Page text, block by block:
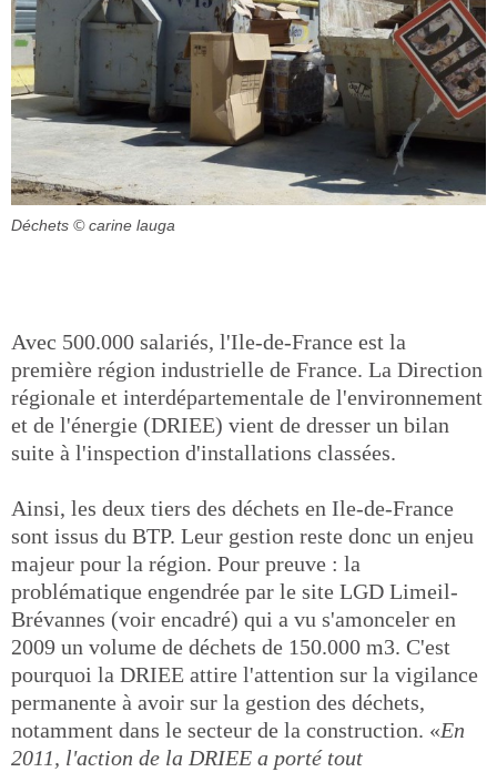
Déchets © carine lauga
Avec 500.000 salariés, l'Ile-de-France est la
première région industrielle de France. La Direction
régionale et interdépartementale de l'environnement
et de l'énergie (DRIEE) vient de dresser un bilan
suite à l'inspection d'installations classées.
Ainsi, les deux tiers des déchets en Ile-de-France
sont issus du BTP. Leur gestion reste donc un enjeu
majeur pour la région. Pour preuve : la
problématique engendrée par le site LGD Limeil-
Brévannes (voir encadré) qui a vu s'amonceler en
2009 un volume de déchets de 150.000 m3. C'est
pourquoi la DRIEE attire l'attention sur la vigilance
permanente à avoir sur la gestion des déchets,
notamment dans le secteur de la construction. «En
2011, l'action de la DRIEE a porté tout